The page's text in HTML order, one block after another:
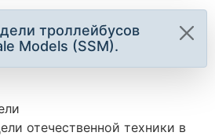
троллейбусов
Models (SSM).
отечественной техники в